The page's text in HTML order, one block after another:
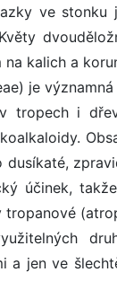
ve stonku
kalich a
je
tropech i
účinek,
tropanové
a jen ve